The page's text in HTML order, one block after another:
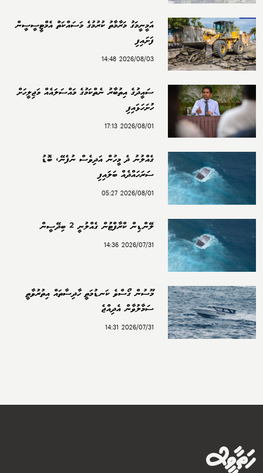
އަމީނީމަގު މަރާމާތު ކުރުމުގެ މަސައްކަތް އެމްޓީސީސީން
ފަށައިފި
2026/08/03 14:48
ސައީދުގެ އިތުބާރު ނެތްކަމުގެ މައްސަލައެއް މަޖިލީހަށް
ހުށަހަޅައިފި
2026/08/01 17:13
ގެއްލުނު ދެ މީހުން އަދިވެސް ނުފެނޭ، ބޮޑު
ސަރަހައްދެއް ބަލައިފި
2026/08/01 05:27
ލޭންޑިން ކްރާފްޓުން ގެއްލުނީ 2 ބިދޭސީން
2026/07/31 14:36
މޫސުން ގޯސްވެ ކަނޑުމަތީ ހާދިސާތައް އިތުރުވާތީ
ސަމާލުވާން އެދިއްޖެ
2026/07/31 14:31